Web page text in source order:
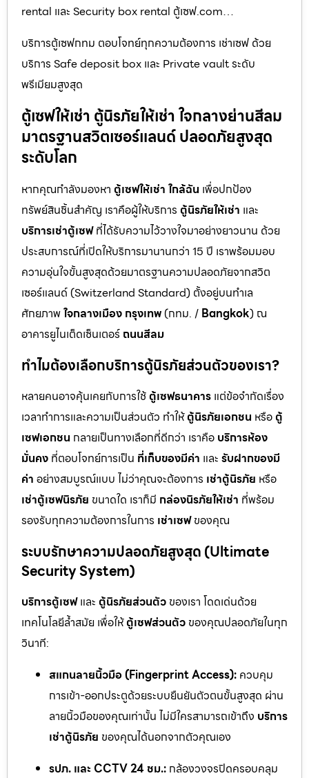
rental และ Security box rental ตู้เซฟ.com…
บริการตู้เซฟกทม ตอบโจทย์ทุกความต้องการ เช่าเซฟ ด้วย
บริการ Safe deposit box และ Private vault ระดับ
พรีเมียมสูงสุด
ตู้เซฟให้เช่า ตู้นิรภัยให้เช่า ใจกลางย่านสีลม
มาตรฐานสวิตเซอร์แลนด์ ปลอดภัยสูงสุด
ระดับโลก
หากคุณกำลังมองหา ตู้เซฟให้เช่า ใกล้ฉัน เพื่อปกป้อง
ทรัพย์สินชิ้นสำคัญ เราคือผู้ให้บริการ ตู้นิรภัยให้เช่า และ
บริการเช่าตู้เซฟที่ได้รับความไว้วางใจมาอย่างยาวนาน ด้วย
ประสบการณ์ที่เปิดให้บริการมานานกว่า 15 ปี เราพร้อมมอบ
ความอุ่นใจขั้นสูงสุดด้วยมาตรฐานความปลอดภัยจากสวิต
เซอร์แลนด์ (Switzerland Standard) ตั้งอยู่บนทำเล
ศักยภาพใจกลางเมือง กรุงเทพ(กทม. / Bangkok) ณ
อาคารยูไนเต็ดเซ็นเตอร์ ถนนสีลม
ทำไมต้องเลือกบริการตู้นิรภัยส่วนตัวของเรา?
หลายคนอาจคุ้นเคยกับการใช้ ตู้เซฟธนาคาร แต่ข้อจำกัดเรื่อง
เวลาทำการและความเป็นส่วนตัว ทำให้ตู้นิรภัยเอกชน หรือ ตู้
เซฟเอกชน กลายเป็นทางเลือกที่ดีกว่า เราคือ บริการห้อง
มั่นคง ที่ตอบโจทย์การเป็น ที่เก็บของมีค่า และ รับฝากของมี
ค่า อย่างสมบูรณ์แบบ ไม่ว่าคุณจะต้องการ เช่าตู้นิรภัย หรือ
เช่าตู้เซฟนิรภัย ขนาดใด เราก็มี กล่องนิรภัยให้เช่า ที่พร้อม
รองรับทุกความต้องการในการ เช่าเซฟของคุณ
ระบบรักษาความปลอดภัยสูงสุด (Ultimate
Security System)
บริการตู้เซฟและ ตู้นิรภัยส่วนตัว ของเรา โดดเด่นด้วย
เทคโนโลยีล้ำสมัย เพื่อให้ตู้เซฟส่วนตัว ของคุณปลอดภัยในทุก
วินาที:
สแกนลายนิ้วมือ (Fingerprint Access): ควบคุม
การเข้า-ออกประตูด้วยระบบยืนยันตัวตนขั้นสูงสุด ผ่าน
ลายนิ้วมือของคุณเท่านั้น ไม่มีใครสามารถเข้าถึง บริการ
เช่าตู้นิรภัย ของคุณได้นอกจากตัวคุณเอง
รปภ. และ CCTV 24 ชม.: กล้องวงจรปิดครอบคลุม